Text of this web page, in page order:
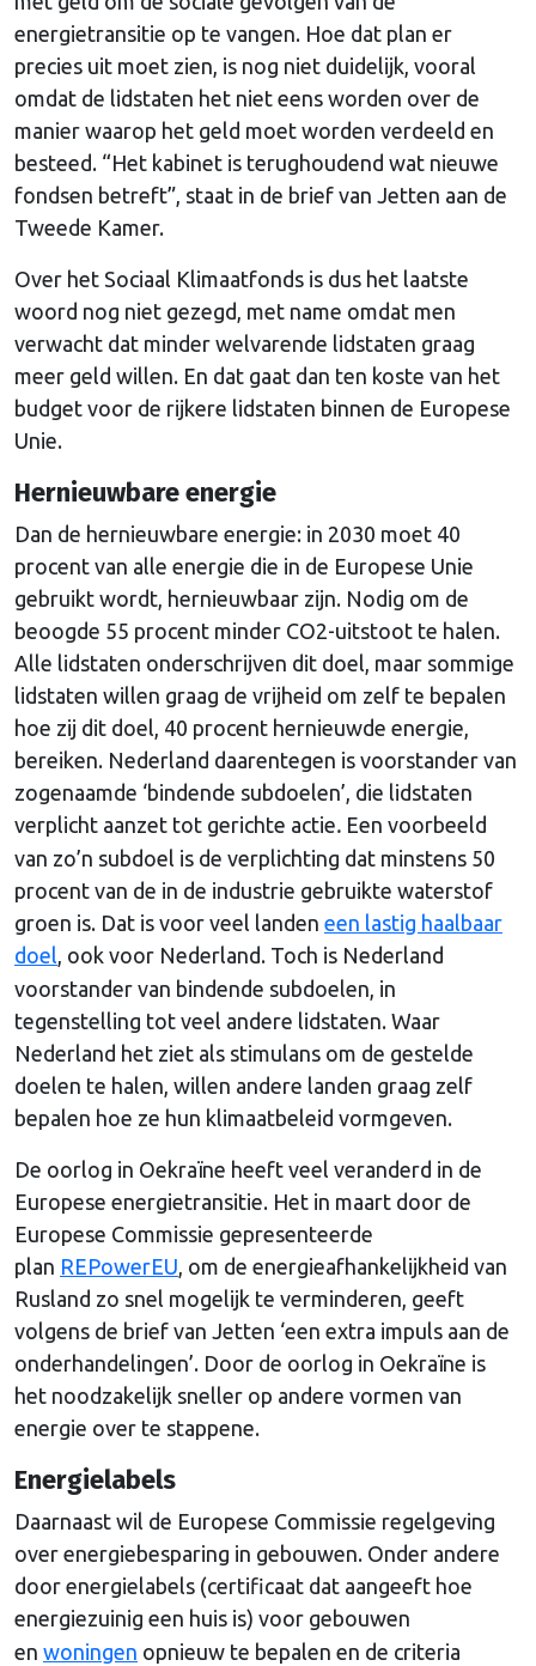
energietransitie op te vangen. Hoe dat plan er
precies uit moet zien, is nog niet duidelijk, vooral
omdat de lidstaten het niet eens worden over de
manier waarop het geld moet worden verdeeld en
besteed. “Het kabinet is terughoudend wat nieuwe
fondsen betreft”, staat in de brief van Jetten aan de
Tweede Kamer.
Over het Sociaal Klimaatfonds is dus het laatste
woord nog niet gezegd, met name omdat men
verwacht dat minder welvarende lidstaten graag
meer geld willen. En dat gaat dan ten koste van het
budget voor de rijkere lidstaten binnen de Europese
Unie.
Hernieuwbare energie
Dan de hernieuwbare energie: in 2030 moet 40
procent van alle energie die in de Europese Unie
gebruikt wordt, hernieuwbaar zijn. Nodig om de
beoogde 55 procent minder CO2-uitstoot te halen.
Alle lidstaten onderschrijven dit doel, maar sommige
lidstaten willen graag de vrijheid om zelf te bepalen
hoe zij dit doel, 40 procent hernieuwde energie,
bereiken. Nederland daarentegen is voorstander van
zogenaamde ‘bindende subdoelen’, die lidstaten
verplicht aanzet tot gerichte actie. Een voorbeeld
van zo’n subdoel is de verplichting dat minstens 50
procent van de in de industrie gebruikte waterstof
groen is. Dat is voor veel landen een lastig haalbaar
doel , ook voor Nederland. Toch is Nederland
voorstander van bindende subdoelen, in
tegenstelling tot veel andere lidstaten. Waar
Nederland het ziet als stimulans om de gestelde
doelen te halen, willen andere landen graag zelf
bepalen hoe ze hun klimaatbeleid vormgeven.
De oorlog in Oekraïne heeft veel veranderd in de
Europese energietransitie. Het in maart door de
Europese Commissie gepresenteerde
plan REPowerEU , om de energieafhankelijkheid van
Rusland zo snel mogelijk te verminderen, geeft
volgens de brief van Jetten ‘een extra impuls aan de
onderhandelingen’. Door de oorlog in Oekraïne is
het noodzakelijk sneller op andere vormen van
energie over te stappene.
Energielabels
Daarnaast wil de Europese Commissie regelgeving
over energiebesparing in gebouwen. Onder andere
door energielabels (certificaat dat aangeeft hoe
energiezuinig een huis is) voor gebouwen
en woningen opnieuw te bepalen en de criteria